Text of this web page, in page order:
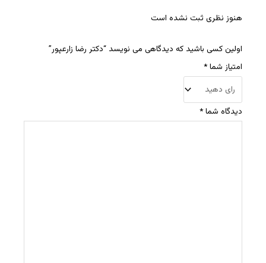
هنوز نظری ثبت نشده است
اولین کسی باشید که دیدگاهی می نویسد “دکتر رضا زارعپور”
امتیاز شما*
دیدگاه شما*